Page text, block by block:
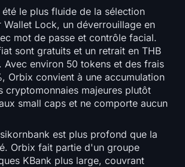
le plus fluide de la sélection
Wallet Lock, un déverrouillage en
mot de passe et contrôle facial.
sont gratuits et un retrait en THB
Avec environ 50 tokens et des frais
Orbix convient à une accumulation
cryptomonnaies majeures plutôt
small caps et ne comporte aucun
est plus profond que la
Orbix fait partie d'un groupe
KBank plus large, couvrant